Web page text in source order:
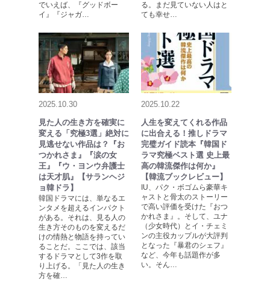
でいえば、『グッドボー
イ』『ジャガ…
る。まだ見ていない人はと
ても幸せ…
2025.10.30
見た人の生き方を確実に
変える「究極3選」絶対に
見逃せない作品は？『お
つかれさま』『涙の女
王』『ウ・ヨンウ弁護士
は天才肌』【サランヘジ
ョ韓ドラ】
韓国ドラマには、単なるエ
ンタメを超えるインパクト
がある。それは、見る人の
生き方そのものを変えるだ
けの情熱と物語を持ってい
ることだ。ここでは、該当
するドラマとして3作を取
り上げる。「見た人の生き
方を確…
2025.10.22
人生を変えてくれる作品
に出合える！推しドラマ
完璧ガイド読本『韓国ド
ラマ究極ベスト選 史上最
高の韓流傑作は何か』
【韓流ブックレビュー】
IU、パク・ボゴムら豪華キ
ャストと骨太のストーリー
で高い評価を受けた『おつ
かれさま』。そして、ユナ
（少女時代）とイ・チェミ
ンの主役カップルが大評判
となった『暴君のシェフ』
など、今年も話題作が多
い。そん…